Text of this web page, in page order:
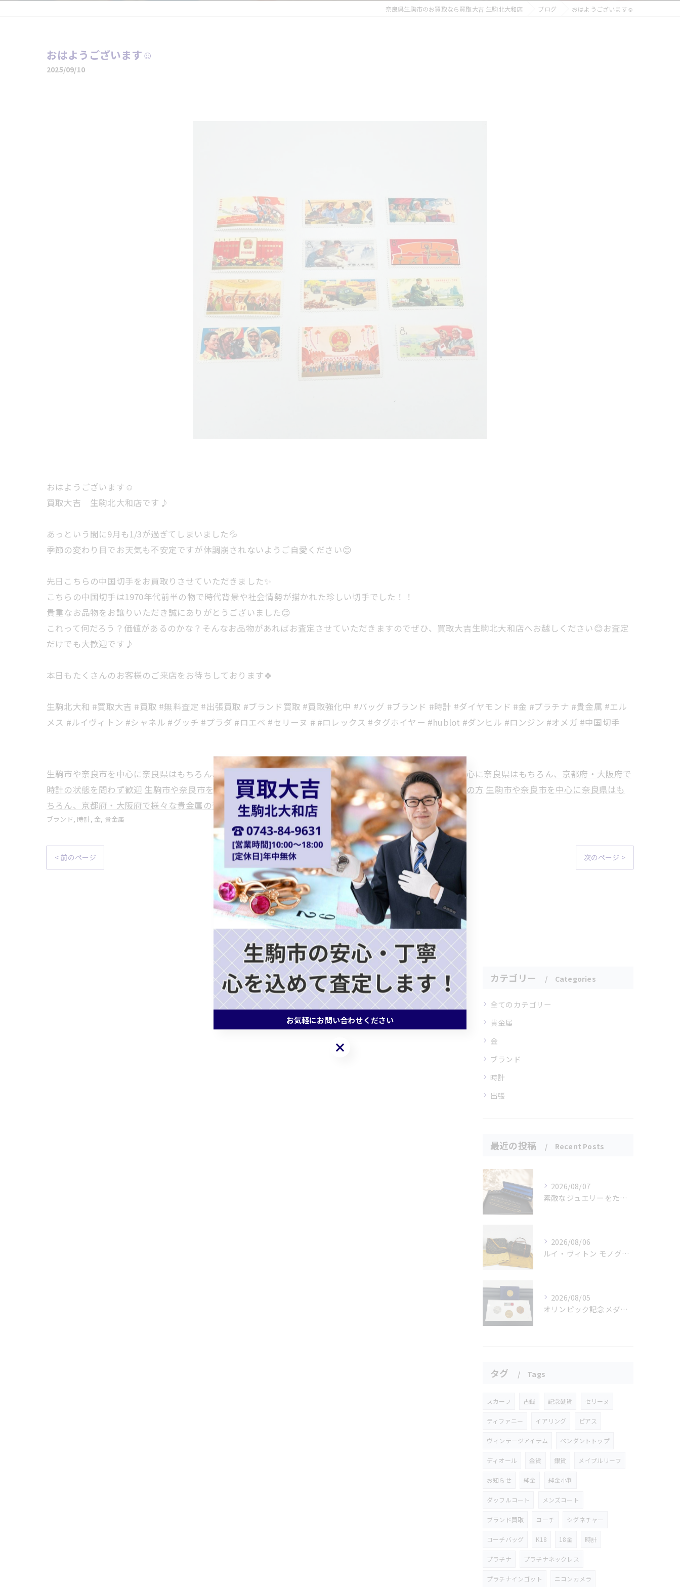
奈良県生駒市のお買取なら買取大吉 生駒北大和店 ブログ おはようございます☺️
おはようございます☺️
2025/09/10
おはようございます☺️
買取大吉 生駒北大和店です♪
あっという間に9月も1/3が過ぎてしまいました💦
季節の変わり目でお天気も不安定ですが体調崩されないようご自愛ください😊
先日こちらの中国切手をお買取りさせていただきました✨
こちらの中国切手は1970年代前半の物で時代背景や社会情勢が描かれた珍しい切手でした！！
貴重なお品物をお譲りいただき誠にありがとうございました😊
これって何だろう？価値があるのかな？そんなお品物があればお査定させていただきますのでぜひ、買取大吉生駒北大和店へお越しください😊お査定
だけでも大歓迎です♪
本日もたくさんのお客様のご来店をお待ちしております🍀
生駒北大和 #買取大吉 #買取 #無料査定 #出張買取 #ブランド買取 #買取強化中 #バッグ #ブランド #時計 #ダイヤモンド #金 #プラチナ #貴金属 #エル
メス #ルイヴィトン #シャネル #グッチ #プラダ #ロエベ #セリーヌ # #ロレックス #タグホイヤー #hublot #ダンヒル #ロンジン #オメガ #中国切手
生駒市や奈良市を中心に奈良県はもちろん、京都府・大阪府でブランドのお品物の査定
生駒市や奈良市を中心に奈良県はもちろん、京都府・大阪府で
時計の状態を問わず歓迎 生駒市や奈良市を中心に奈良県はもちろん、京都府・大阪府で金のご売却をお考えの方 生駒市や奈良市を中心に奈良県はも
ちろん、京都府・大阪府で様々な貴金属の査定実施
ブランド 時計 金 貴金属
< 前のページ 一覧に戻る 次のページ >
関連タグ
#買取 #バッグ #エルメス #シャネル #ロレックス
カテゴリー Categories
全てのカテゴリー
貴金属
金
ブランド
時計
出張
最近の投稿 Recent Posts
2026/08/07
素敵なジュエリーをたくさんお買取りさせていただきました✨
2026/08/06
ルイ・ヴィトン モノグラムバッグ2点をお買取させていただきました✨
2026/08/05
オリンピック記念メダルとメイプルリーフコインをお買取りさせていただきました🏅✨
タグ Tags
スカーフ 古銭 記念硬貨 セリーヌ
ティファニー イアリング ピアス
ヴィンテージアイテム ペンダントトップ
ディオール 金貨 銀貨 メイプルリーフ
お知らせ 純金 純金小判
ダッフルコート メンズコート
ブランド買取 コーチ シグネチャー
コーチバッグ K18 18金 時計
プラチナ プラチナネックレス
プラチナインゴット ニコンカメラ
お気軽にお問い合わせください
お気軽にお問い合わせください